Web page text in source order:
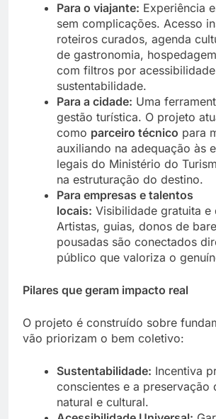
Para o viajante: Experiência
sem complicações. Acesso
roteiros curados, agenda
de gastronomia,
com filtros por
sustentabilidade.
Para a cidade: Uma
gestão turística. O projeto
como parceiro técnico para
auxiliando na adequação às
legais do Ministério do
na estruturação do destino.
Para empresas e talentos
locais: Visibilidade gratuita e
Artistas, guias, donos de
pousadas são conectados
público que valoriza o
Pilares que geram impacto real
O projeto é construído sobre
vão priorizam o bem coletivo:
Sustentabilidade: Incentiva
conscientes e a preservação
natural e cultural.